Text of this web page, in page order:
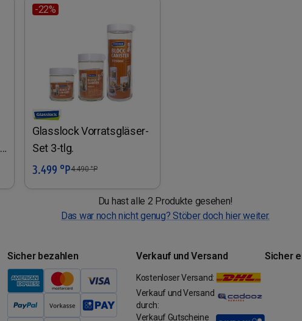
-22%
Glasslock Vorratsgläser-
Set 3-tlg.
In den Warenkorb
3.499 °P4.490°P
Du hast alle 2 Produkte gesehen!
Das war noch nicht genug? Stöber doch hier weiter.
Sicher bezahlen Verkauf und Versand
Kostenloser Versand:
Verkauf und Versand
durch:
Verkauf Gutscheine
Sicher